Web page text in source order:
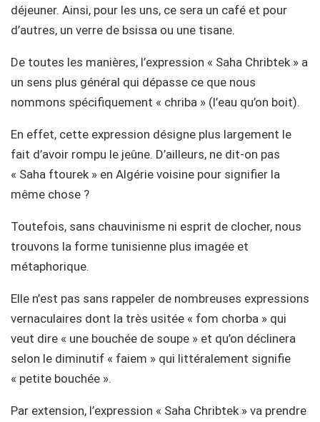
déjeuner. Ainsi, pour les uns, ce sera un café et pour
d’autres, un verre de bsissa ou une tisane.
De toutes les manières, l’expression « Saha Chribtek » a
un sens plus général qui dépasse ce que nous
nommons spécifiquement « chriba » (l’eau qu’on boit).
En effet, cette expression désigne plus largement le
fait d’avoir rompu le jeûne. D’ailleurs, ne dit-on pas
« Saha ftourek » en Algérie voisine pour signifier la
même chose ?
Toutefois, sans chauvinisme ni esprit de clocher, nous
trouvons la forme tunisienne plus imagée et
métaphorique.
Elle n’est pas sans rappeler de nombreuses expressions
vernaculaires dont la très usitée « fom chorba » qui
veut dire « une bouchée de soupe » et qu’on déclinera
selon le diminutif « faiem » qui littéralement signifie
« petite bouchée ».
Par extension, l’expression « Saha Chribtek » va prendre